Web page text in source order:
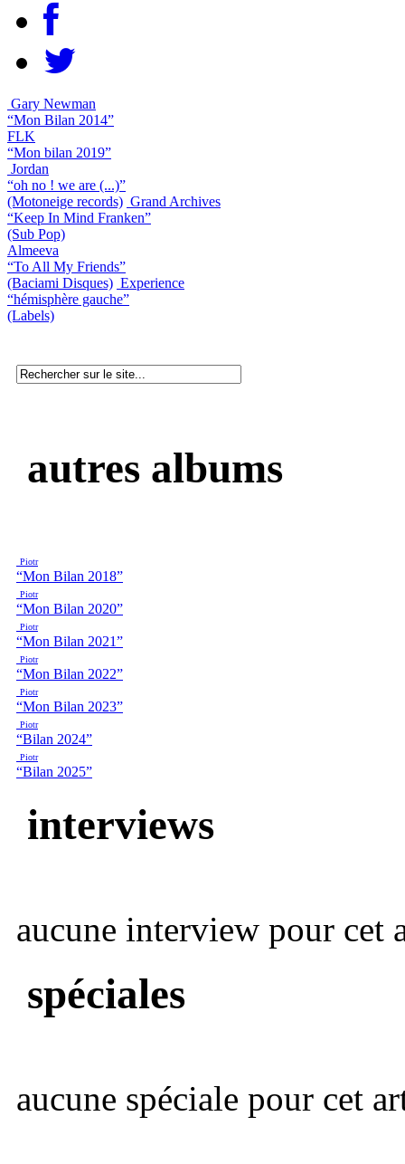
Gary Newman
“Mon Bilan 2014”
FLK
“Mon bilan 2019”
Jordan
“oh no ! we are (...)”
(Motoneige records) Grand Archives
“Keep In Mind Franken”
(Sub Pop)
Almeeva
“To All My Friends”
(Baciami Disques) Experience
“hémisphère gauche”
(Labels)
autres albums
Piotr
“Mon Bilan 2018”
Piotr
“Mon Bilan 2020”
Piotr
“Mon Bilan 2021”
Piotr
“Mon Bilan 2022”
Piotr
“Mon Bilan 2023”
Piotr
“Bilan 2024”
Piotr
“Bilan 2025”
interviews
aucune interview pour cet
spéciales
aucune spéciale pour cet